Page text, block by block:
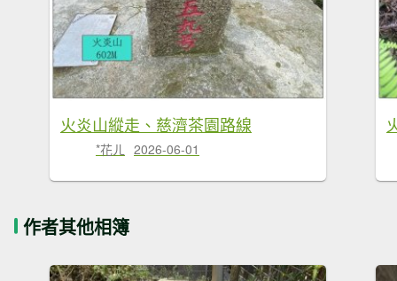
火炎山縱走、慈濟茶園路線
*花ㄦ 2026-06-01
作者其他相簿